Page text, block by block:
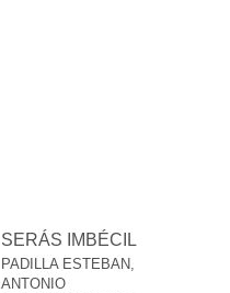
SERÁS IMBÉCIL
PADILLA ESTEBAN,
ANTONIO